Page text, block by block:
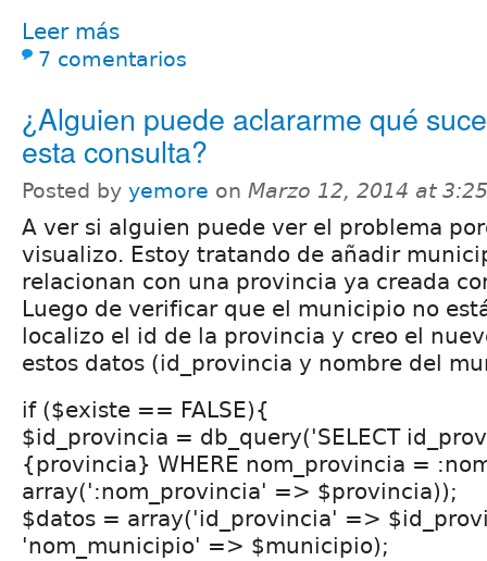
Leer más
7 comentarios
¿Alguien puede aclararme qué
esta consulta?
Posted by yemore on Marzo 12, 2014 at
A ver si alguien puede ver el problema
visualizo. Estoy tratando de añadir
relacionan con una provincia ya creada
Luego de verificar que el municipio no
localizo el id de la provincia y creo el
estos datos (id_provincia y nombre del
if ($existe == FALSE){
$id_provincia = db_query('SELECT
{provincia} WHERE nom_provincia =
array(':nom_provincia' => $provincia));
$datos = array('id_provincia' =>
'nom_municipio' => $municipio);